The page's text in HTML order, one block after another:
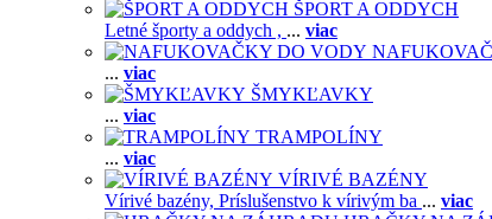
ŠPORT A ODDYCH
Letné športy a oddych , ... viac
... viac
ŠMYKĽAVKY
... viac
TRAMPOLÍNY
... viac
VÍRIVÉ BAZÉNY
Vírivé bazény, Príslušenstvo k vírivým ba ... viac